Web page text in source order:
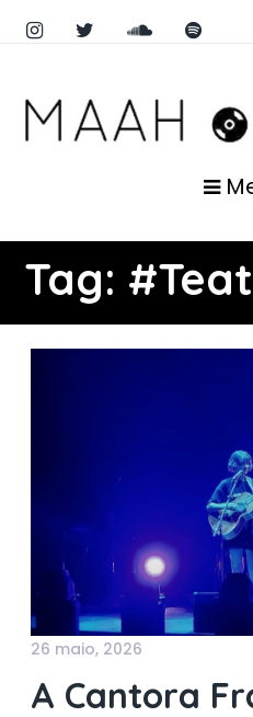
Tag:
26 maio, 2026
A Cantora